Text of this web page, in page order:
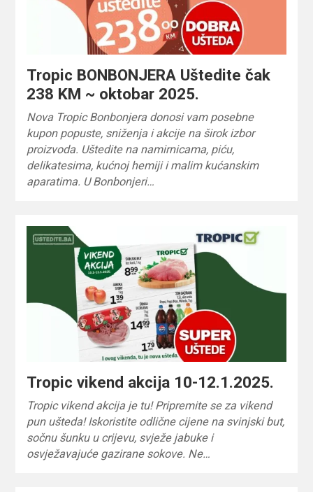
Tropic BONBONJERA Uštedite čak
238 KM ~ oktobar 2025.
Nova Tropic Bonbonjera donosi vam posebne
kupon popuste, sniženja i akcije na širok izbor
proizvoda. Uštedite na namirnicama, piću,
delikatesima, kućnoj hemiji i malim kućanskim
aparatima. U Bonbonjeri…
Tropic vikend akcija 10-12.1.2025.
Tropic vikend akcija je tu! Pripremite se za vikend
pun ušteda! Iskoristite odlične cijene na svinjski but,
sočnu šunku u crijevu, svježe jabuke i
osvježavajuće gazirane sokove. Ne…